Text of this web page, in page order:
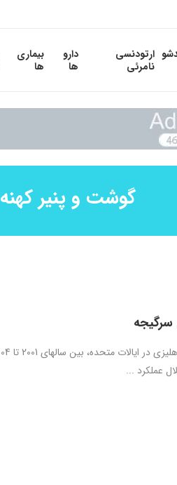
ارتودنسی
نامرئی
دارو
ها
بیماری
ها
گوشت و پنیر کهنه
سرگیجه